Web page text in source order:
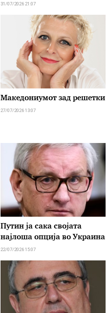
31/07/2026 21:07
Македониумот зад решетки
27/07/2026 13:07
Путин ја сака својата
најлоша опција во Украина
22/07/2026 15:07